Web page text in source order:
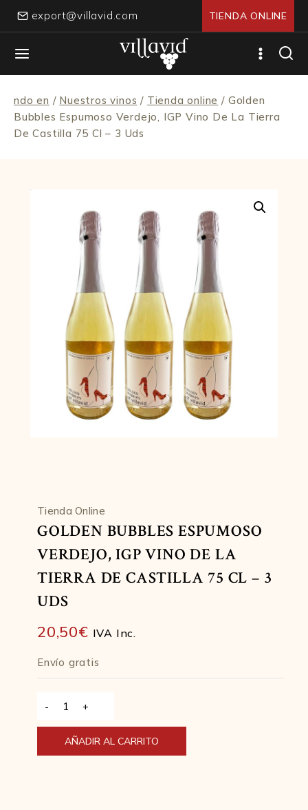
export@villavid.com TIENDA ONLINE
ndo en / Nuestros vinos / Tienda online / Golden
Bubbles Espumoso Verdejo, IGP Vino De La Tierra
De Castilla 75 Cl – 3 Uds
Tienda Online
GOLDEN BUBBLES ESPUMOSO
VERDEJO, IGP VINO DE LA
TIERRA DE CASTILLA 75 CL – 3
UDS
20,50€ IVA Inc.
Envío gratis
Golden
Espumoso
Verdejo,
AÑADIR AL CARRITO